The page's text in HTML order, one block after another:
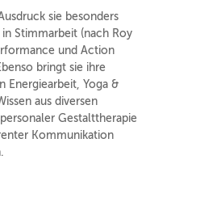
sie besonders
Stimmarbeit (nach Roy
und Action
bringt sie ihre
Energiearbeit, Yoga &
aus diversen
Gestalttherapie
Kommunikation